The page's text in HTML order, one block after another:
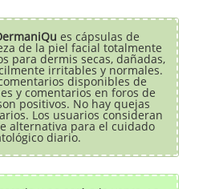
es cápsulas de
de la piel facial totalmente
para dermis secas, dañadas,
irritables y normales.
disponibles de
y comentarios en foros de
positivos. No hay quejas
Los usuarios consideran
alternativa para el cuidado
diario.